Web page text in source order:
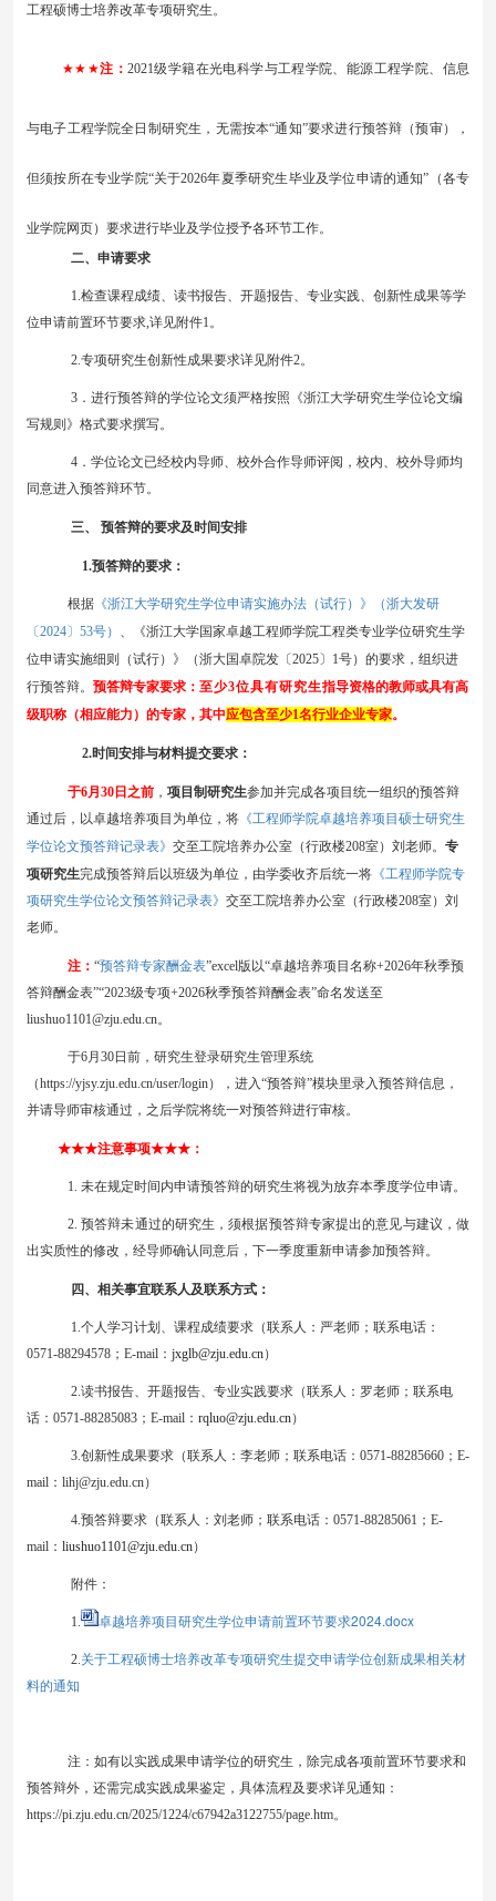
工程硕博士培养改革专项研究生。
★★★注： 2021级学籍在光电科学与工程学院、能源工程学院、信息
与电子工程学院全日制研究生，无需按本“通知”要求进行预答辩（预审），
但须按所在专业学院“关于2026年夏季研究生毕业及学位申请的通知”（各专
业学院网页）要求进行毕业及学位授予各环节工作。
二、申请要求
1.检查课程成绩、读书报告、开题报告、专业实践、创新性成果等学
位申请前置环节要求,详见附件1。
2.专项研究生创新性成果要求详见附件2。
3 ．进行预答辩的学位论文须严格按照《浙江大学研究生学位论文编
写规则》格式要求撰写。
4 ．学位论文已经校内导师、校外合作导师评阅，校内、校外导师均
同意进入预答辩环节。
三、 预答辩的要求及时间安排
1.预答辩的要求：
根据 《浙江大学研究生学位申请实施办法（试行）》（浙大发研
〔2024〕53号） 、 《浙江大学国家卓越工程师学院工程类专业学位研究生学
位申请实施细则（试行）》（浙大国卓院发〔2025〕 1号） 的要求，组织进
行预答辩。 预答辩专家要求： 至少3位具有研究生指导资格的教师或具有高
级职称（相应能力）的专家 ， 其中应包含至少1名行业企业专家。
2.时间安排与材料提交要求：
于6月 30 日之前 ， 项目制研究生参加并完成各项目统一组织的预答辩
通过后，以卓越培养项目为单位，将 《工程师学院卓越培养项目硕士研究生
学位论文预答辩记录表》 交至工院培养办公室 （行政楼208室）刘老师。 专
项研究生完成预答辩后以班级为单位，由学委收齐后统一将 《工程师学院专
项研究生学位论文预答辩记录表》 交至工院培养办公室 （行政楼208室）刘
老师。
注： “预答辩专家酬金表”excel版 以“卓越培养项目名称+2026年秋季预
答辩酬金表”“2023级专项+2026秋季预答辩酬金表”命名发送至
liushuo1101@zju.edu.cn。
于6月 30日前 ， 研究生登录研究生管理系统
（https://yjsy.zju.edu.cn/user/login） ， 进入“预答辩”模块里录入预答辩信息，
并请导师审核通过，之后学院将统一对预答辩进行审核。
★★★注意事项★★★ ：
1. 未在规定时间内申请预答辩的研究生将视为放弃本季度学位申请。
2.预答辩未通过的研究生，须根据预答辩专家提出的意见与建议，做
出实质性的修改，经导师确认同意后，下一季度重新申请参加预答辩。
四、相关事宜联系人及联系方式：
1.个人学习计划 、 课程成绩要求（联系人：严老师； 联系电话 ：
0571-88294578 ； E-mail ： jxglb@zju.edu.cn）
2.读书报告、 开题报告、专业实践要求 （联系人：罗老师；联系电
话： 0571-88285083；E-mail： rqluo@zju.edu.cn）
3.创新性成果要求（联系人：李老师；联系电话： 0571-88285660；E-
mail：lihj@zju.edu.cn）
4.预答辩要求（联系人：刘老师；联系电话：0571-88285061；E-
mail： liushuo1101@zju.edu.cn）
附件：
1. 卓越培养项目研究生学位申请前置环节要求2024.docx
2.关于工程硕博士培养改革专项研究生提交申请学位创新成果相关材
料的通知
注：如有以实践成果申请学位的研究生，除完成各项前置环节要求和
预答辩外，还需完成实践成果鉴定，具体流程及要求详见通知：
https://pi.zju.edu.cn/2025/1224/c67942a3122755/page.htm。